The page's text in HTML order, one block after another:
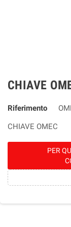
CHIAVE
Riferimento
CHIAVE OMEC
PER